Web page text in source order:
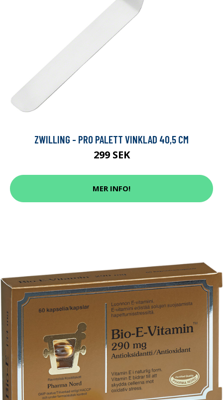
ZWILLING - PRO PALETT VINKLAD 40,5 CM
299 SEK
MER INFO!